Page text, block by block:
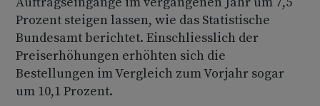
Prozent steigen lassen, wie das Statistische
Bundesamt berichtet. Einschliesslich der
Preiserhöhungen erhöhten sich die
Bestellungen im Vergleich zum Vorjahr sogar
um 10,1 Prozent.